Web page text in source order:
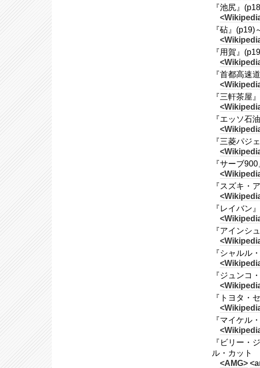
『池尻』
『砧』(p19)
『用賀』
『首都高速
『三軒茶屋
『エッソ石
『三菱パジ
『サーブ
『スズキ・
『レイバン
『アインシ
『シャルル
『ジュンコ
『トヨタ・
『マイケル
『ビリー・
ル・カット
<AMG>